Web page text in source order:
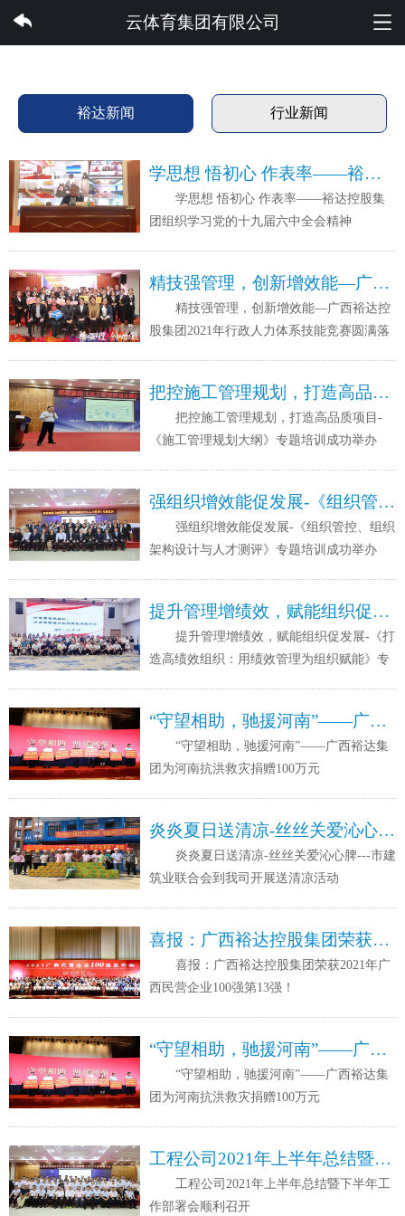
云体育集团有限公司
云体育集团有限公司
裕达新闻 行业新闻
学思想 悟初心 作表率——裕达控股集团组织学习党的十九届六中全会精神
学思想 悟初心 作表率——裕达控股集
团组织学习党的十九届六中全会精神
精技强管理，创新增效能—广西裕达控股集团2021年行政人力体系技能竞赛圆满落幕
精技强管理，创新增效能—广西裕达控
股集团2021年行政人力体系技能竞赛圆满落
把控施工管理规划，打造高品质项目-《施工管理规划大纲》专题培训成功举办
把控施工管理规划，打造高品质项目-
《施工管理规划大纲》专题培训成功举办
强组织增效能促发展-《组织管控、组织架构设计与人才测评》专题培训成功举办
强组织增效能促发展-《组织管控、组织
架构设计与人才测评》专题培训成功举办
提升管理增绩效，赋能组织促发展-《打造高绩效组织：用绩效管理为组织赋能》专题培训成功举办
提升管理增绩效，赋能组织促发展-《打
造高绩效组织：用绩效管理为组织赋能》专
“守望相助，驰援河南”——广西裕达集团为河南抗洪救灾捐赠100万元
“守望相助，驰援河南”——广西裕达集
团为河南抗洪救灾捐赠100万元
炎炎夏日送清凉-丝丝关爱沁心脾---市建筑业联合会到我司开展送清凉活动
炎炎夏日送清凉-丝丝关爱沁心脾---市建
筑业联合会到我司开展送清凉活动
喜报：广西裕达控股集团荣获2021年广西民营企业100强第13强！
喜报：广西裕达控股集团荣获2021年广
西民营企业100强第13强！
“守望相助，驰援河南”——广西裕达集团为河南抗洪救灾捐赠100万元
“守望相助，驰援河南”——广西裕达集
团为河南抗洪救灾捐赠100万元
工程公司2021年上半年总结暨下半年工作部署会顺利召开
工程公司2021年上半年总结暨下半年工
作部署会顺利召开